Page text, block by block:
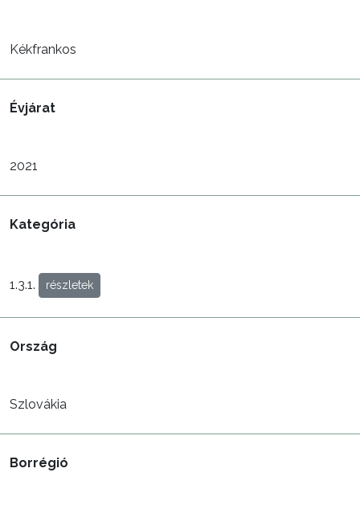
Kékfrankos
Évjárat
2021
Kategória
1.3.1. részletek
Ország
Szlovákia
Borrégió